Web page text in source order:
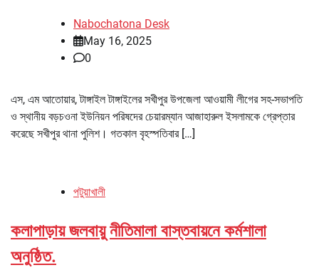
Nabochatona Desk
May 16, 2025
0
এস, এম আতোয়ার, টাঙ্গাইল টাঙ্গাইলের সখীপুর উপজেলা আওয়ামী লীগের সহ-সভাপতি
ও স্থানীয় বড়চওনা ইউনিয়ন পরিষদের চেয়ারম্যান আজাহারুল ইসলামকে গ্রেপ্তার
করেছে সখীপুর থানা পুলিশ। গতকাল বৃহস্পতিবার […]
পটুয়াখালী
কলাপাড়ায় জলবায়ু নীতিমালা বাস্তবায়নে কর্মশালা
অনুষ্ঠিত.